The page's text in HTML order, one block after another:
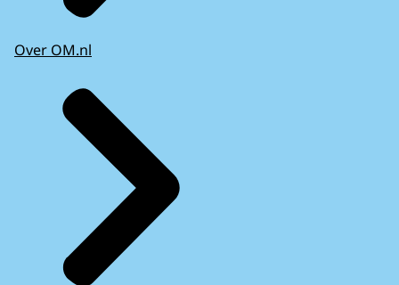
Over OM.nl